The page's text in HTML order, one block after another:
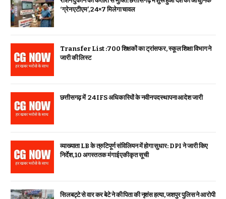
‘ग्रेन एटीएम’, 24×7 मिलेगा चावल
Transfer List :700 शिक्षकों का ट्रांसफर, स्कूल शिक्षा विभाग ने
जारी की लिस्ट
छत्तीसगढ़ में 24 IFS अधिकारियों के नवीन पदस्थापना आदेश जारी
व्याख्याता LB के त्रुटिपूर्ण संविलियन में होगा सुधार: DPI ने जारी किए
निर्देश, 10 अगस्त तक मंगाई एकीकृत सूची
सिलबट्टे से वार कर बेटे ने की पिता की नृशंस हत्या, जशपुर पुलिस ने आरोपी